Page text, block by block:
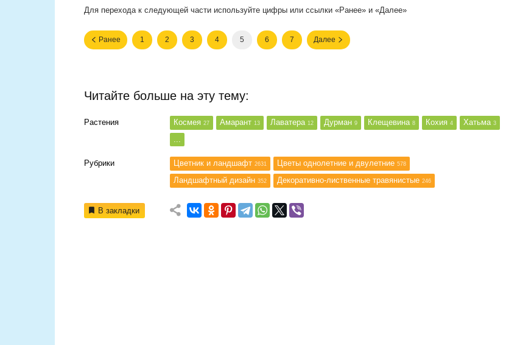
Для перехода к следующей части используйте цифры или ссылки «Ранее» и «Далее»
Ранее 1 2 3 4 5 6 7 Далее
Читайте больше на эту тему:
Растения Космея 27 Амарант 13 Лаватера 12 Дурман 9 Клещевина 8 Кохия 4 Хатьма 3
...
Рубрики Цветник и ландшафт 2631 Цветы однолетние и двулетние 578
Ландшафтный дизайн 352 Декоративно-лиственные травянистые 246
В закладки